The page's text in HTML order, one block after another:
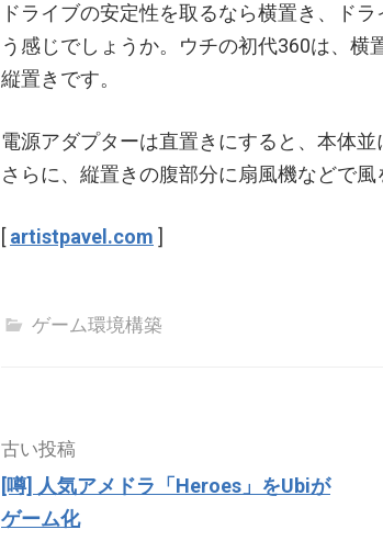
ドライブの安定性を取るなら横置き、ド
う感じでしょうか。ウチの初代360は、横
縦置きです。
電源アダプターは直置きにすると、本体並
さらに、縦置きの腹部分に扇風機などで風
[ artistpavel.com ]
ゲーム環境構築
投
稿
ナ
ビ
古い投稿
[噂] 人気アメドラ「Heroes」をUbiが
ゲーム化